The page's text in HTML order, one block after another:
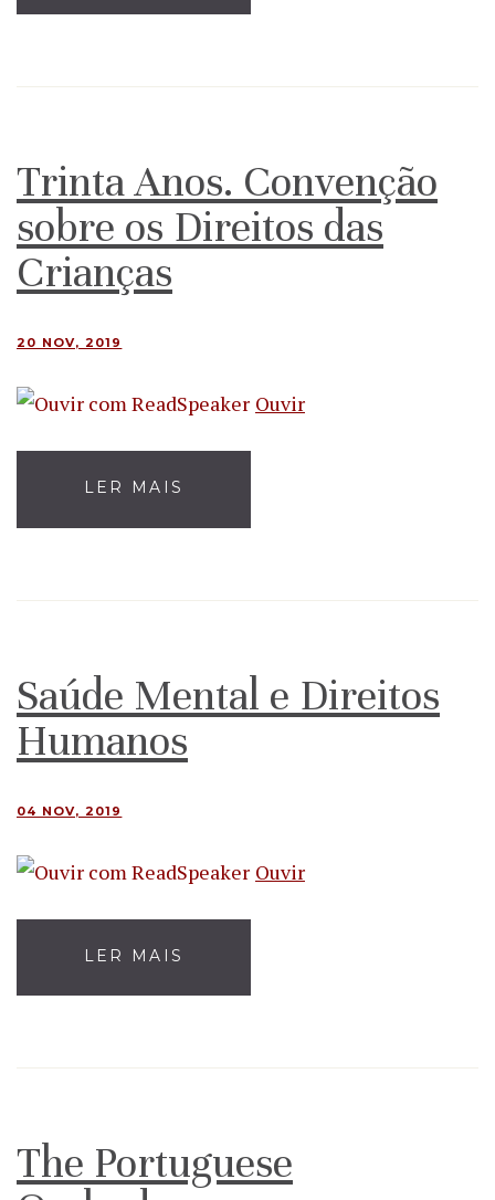
Trinta Anos. Convenção
sobre os Direitos das
Crianças
20 NOV, 2019
Ouvir
LER MAIS
Saúde Mental e Direitos
Humanos
04 NOV, 2019
Ouvir
LER MAIS
The Portuguese